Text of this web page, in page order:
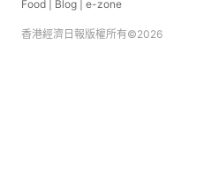
Food
Blog e-zone
香港經濟日報版權所有©2026